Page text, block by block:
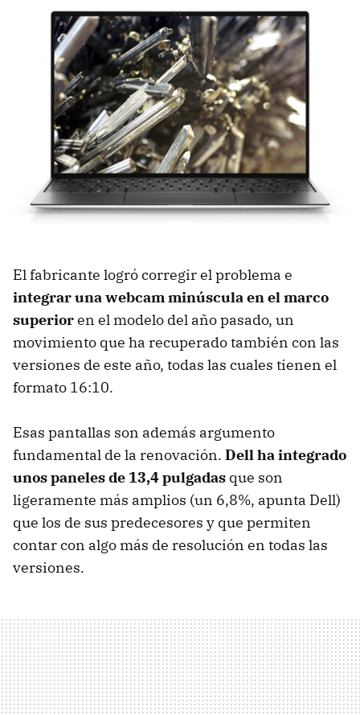
El fabricante logró corregir el problema e
integrar una webcam minúscula en el marco
superioren el modelo del año pasado, un
movimiento que ha recuperado también con las
versiones de este año, todas las cuales tienen el
formato 16:10.
Esas pantallas son además argumento
fundamental de la renovación. Dell ha integrado
unos paneles de 13,4 pulgadas que son
ligeramente más amplios (un 6,8%, apunta Dell)
que los de sus predecesores y que permiten
contar con algo más de resolución en todas las
versiones.